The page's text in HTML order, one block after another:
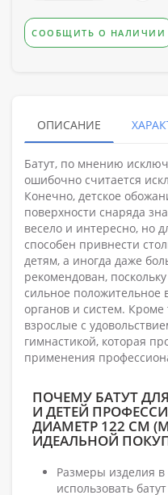
СООБЩИТЬ О НАЛИЧИИ
ОПИСАНИЕ
Батут, по мнению
ошибочно считается
Конечно, детское
поверхности снаряда
весело и интересно, но
способен привнести
детям, а иногда даже
рекомендован,
сильное положительное
органов и систем. Кроме
взрослые с
гимнастикой, которая
применения
ПОЧЕМУ БАТУТ
И ДЕТЕЙ
ДИАМЕТР 122 СМ
ИДЕАЛЬНОЙ
Размеры изделия
использовать